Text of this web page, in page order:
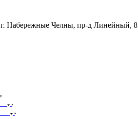
г. Набережные Челны, пр-д Линейный, 8